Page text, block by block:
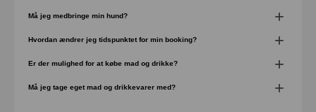
Vi anbefaler alle at booke tid inden ankomst, da det er ærgerligt at
komme forbi forgæves, hvis vi er fuldt booket.
Må jeg medbringe min hund?
Hvordan ændrer jeg tidspunktet for min booking?
Er der mulighed for at købe mad og drikke?
ja, vi har masser af forskellige drikkevarer, både kolde og varme,
samt mad og kage, se mere under "Caféen"
Må jeg tage eget mad og drikkevarer med?